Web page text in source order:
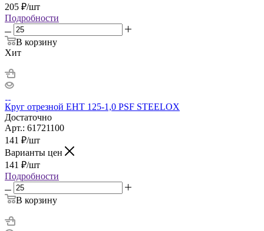
205 ₽/шт
Подробности
В корзину
Хит
Круг отрезной ЕНТ 125-1,0 PSF STEELOX
Достаточно
Арт.: 61721100
141 ₽/шт
Варианты цен
141 ₽/шт
Подробности
В корзину